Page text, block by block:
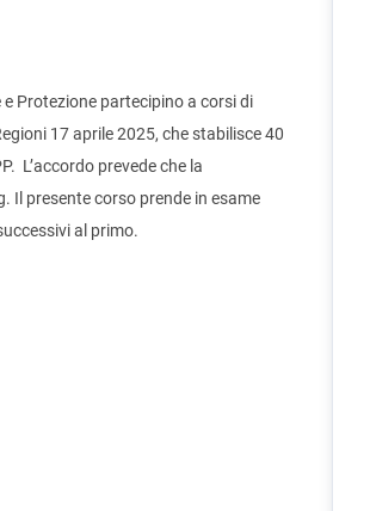
Protezione partecipino a corsi di
17 aprile 2025, che stabilisce 40
L’accordo prevede che la
Il presente corso prende in esame
al primo.